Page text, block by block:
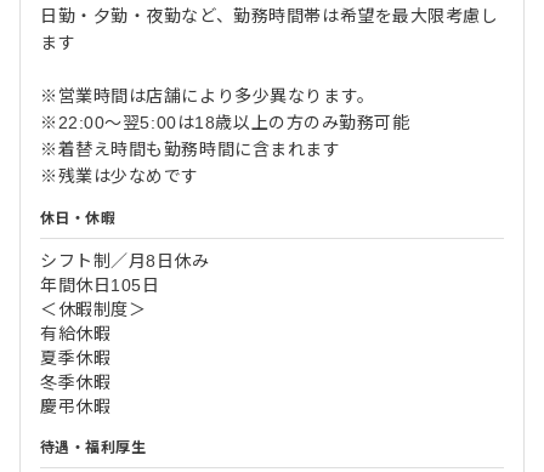
日勤・夕勤・夜勤など、勤務時間帯は希望を最大限考慮し
ます
※営業時間は店舗により多少異なります。
※22:00～翌5:00は18歳以上の方のみ勤務可能
※着替え時間も勤務時間に含まれます
※残業は少なめです
休日・休暇
シフト制／月8日休み
年間休日105日
＜休暇制度＞
有給休暇
夏季休暇
冬季休暇
慶弔休暇
待遇・福利厚生